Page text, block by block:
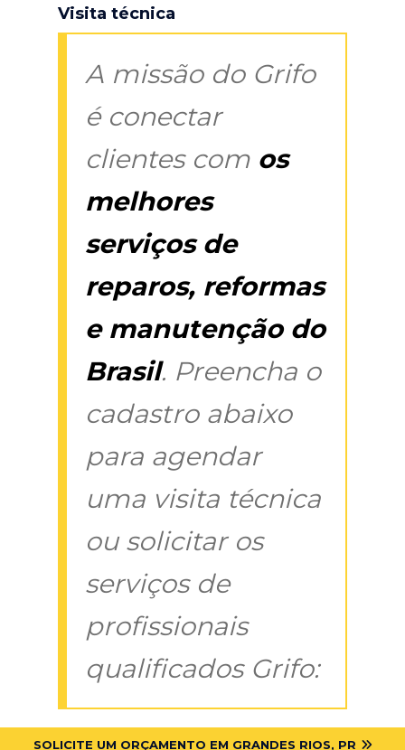
Visita técnica
A missão do Grifo
é conectar
clientes com os
melhores
serviços de
reparos, reformas
e manutenção do
Brasil. Preencha o
cadastro abaixo
para agendar
uma visita técnica
ou solicitar os
serviços de
profissionais
qualificados Grifo:
SOLICITE UM ORÇAMENTO EM GRANDES RIOS, PR